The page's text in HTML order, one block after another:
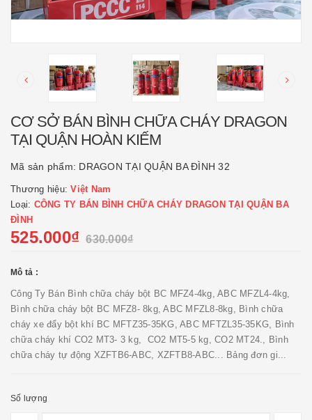
CƠ SỞ BÁN BÌNH CHỮA CHÁY DRAGON
TẠI QUẬN HOÀN KIẾM
Mã sản phẩm: DRAGON TẠI QUẬN BA ĐÌNH 32
Thương hiệu:Việt Nam
Loại: CÔNG TY BÁN BÌNH CHỮA CHÁY DRAGON TẠI QUẬN BA
ĐÌNH
525.000₫ 630.000₫
Mô tả :
Công Ty Bán Bình chữa cháy bột BC MFZ4-4kg, ABC MFZL4-4kg,
Bình chữa cháy bột BC MFZ8- 8kg, ABC MFZL8-8kg, Bình chữa
cháy xe đẩy bột khí BC MFTZ35-35KG, ABC MFTZL35-35KG, Bình
chữa cháy khí CO2 MT3- 3 kg, CO2 MT5-5 kg, CO2 MT24., Bình
chữa cháy tự động XZFTB6-ABC, XZFTB8-ABC... Bảng đơn gi...
Số lượng